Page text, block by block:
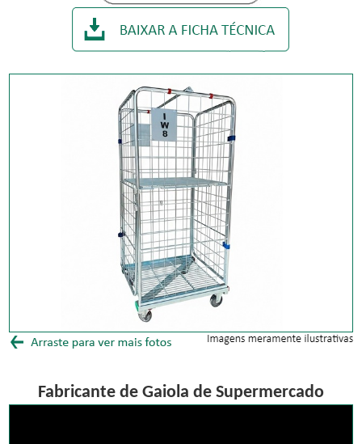
Fabricante de Gaiola de Supermercado